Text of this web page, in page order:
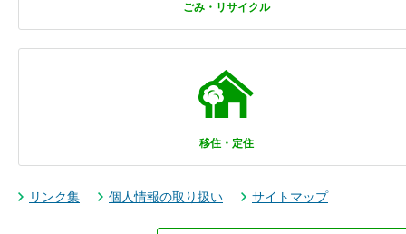
ごみ・リサイクル
移住・定住
リンク集 個人情報の取り扱い サイトマップ